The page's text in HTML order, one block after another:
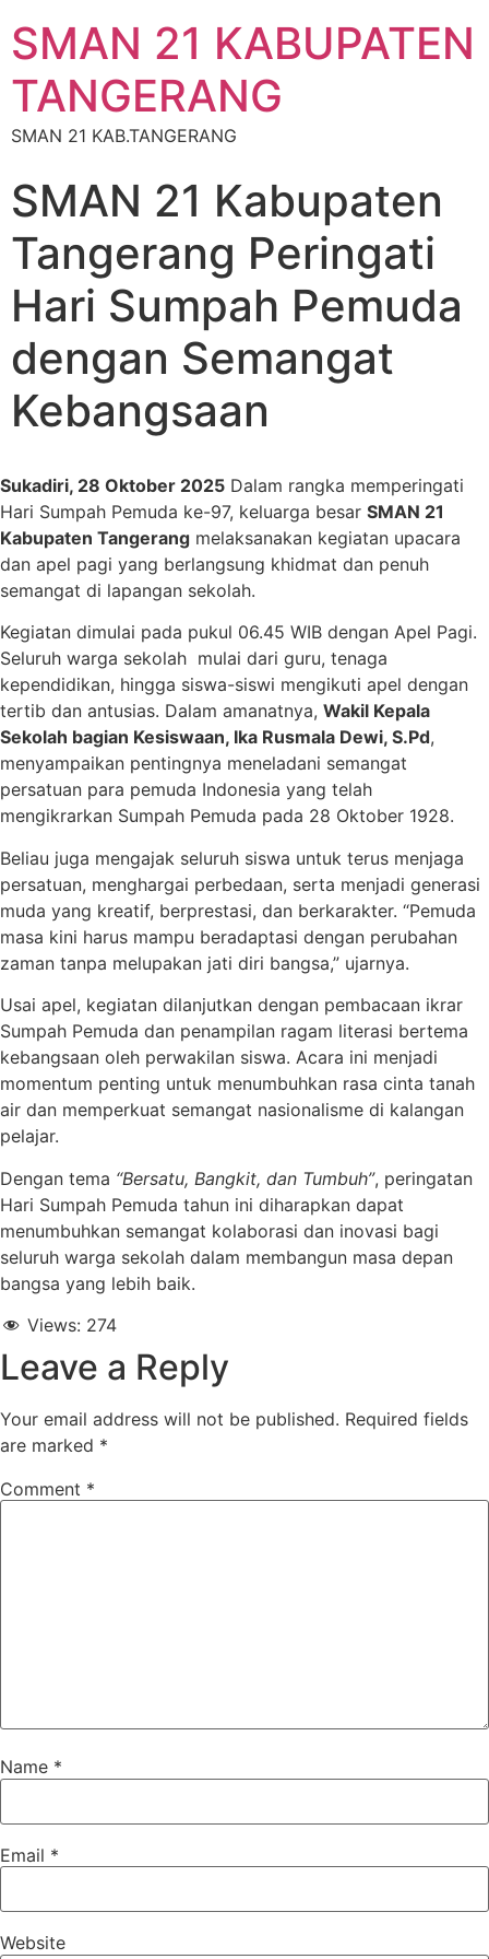
SMAN 21 KABUPATEN
TANGERANG
SMAN 21 KAB.TANGERANG
SMAN 21 Kabupaten
Tangerang Peringati
Hari Sumpah Pemuda
dengan Semangat
Kebangsaan
Sukadiri, 28 Oktober 2025 Dalam rangka memperingati
Hari Sumpah Pemuda ke-97, keluarga besar SMAN 21
Kabupaten Tangerang melaksanakan kegiatan upacara
dan apel pagi yang berlangsung khidmat dan penuh
semangat di lapangan sekolah.
Kegiatan dimulai pada pukul 06.45 WIB dengan Apel Pagi.
Seluruh warga sekolah mulai dari guru, tenaga
kependidikan, hingga siswa-siswi mengikuti apel dengan
tertib dan antusias. Dalam amanatnya, Wakil Kepala
Sekolah bagian Kesiswaan, Ika Rusmala Dewi, S.Pd,
menyampaikan pentingnya meneladani semangat
persatuan para pemuda Indonesia yang telah
mengikrarkan Sumpah Pemuda pada 28 Oktober 1928.
Beliau juga mengajak seluruh siswa untuk terus menjaga
persatuan, menghargai perbedaan, serta menjadi generasi
muda yang kreatif, berprestasi, dan berkarakter. “Pemuda
masa kini harus mampu beradaptasi dengan perubahan
zaman tanpa melupakan jati diri bangsa,” ujarnya.
Usai apel, kegiatan dilanjutkan dengan pembacaan ikrar
Sumpah Pemuda dan penampilan ragam literasi bertema
kebangsaan oleh perwakilan siswa. Acara ini menjadi
momentum penting untuk menumbuhkan rasa cinta tanah
air dan memperkuat semangat nasionalisme di kalangan
pelajar.
Dengan tema “Bersatu, Bangkit, dan Tumbuh”, peringatan
Hari Sumpah Pemuda tahun ini diharapkan dapat
menumbuhkan semangat kolaborasi dan inovasi bagi
seluruh warga sekolah dalam membangun masa depan
bangsa yang lebih baik.
Views: 274
Leave a Reply
Your email address will not be published. Required fields
are marked *
Comment *
Name *
Email *
Website